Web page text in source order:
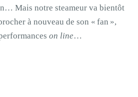
Mais notre steameur va bientôt
à nouveau de son « fan »,
on line…